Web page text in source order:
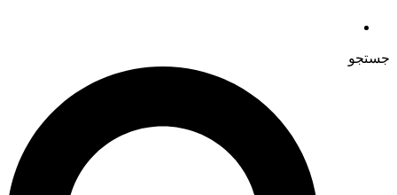
جستجو